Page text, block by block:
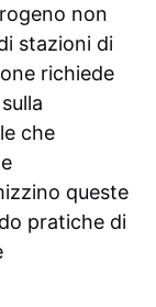
non
stazioni di
richiede
che
queste
pratiche di